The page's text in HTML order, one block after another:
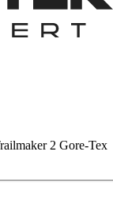
2 Gore-Tex